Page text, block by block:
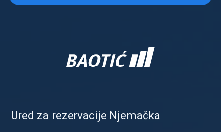
Ured za rezervacije Njemačka